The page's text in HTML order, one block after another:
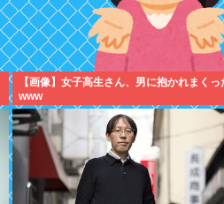
【画像】女子高生さん、男に抱かれまくっ
www